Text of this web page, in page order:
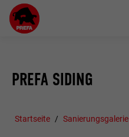
PREFA SIDING
Startseite Sanierungsgalerie